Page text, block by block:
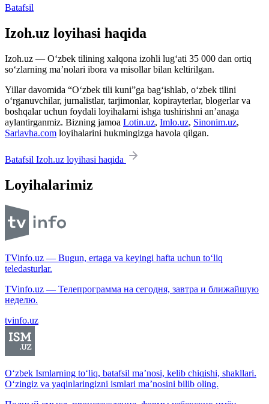
Batafsil
Izoh.uz loyihasi haqida
Izoh.uz — O‘zbek tilining xalqona izohli lug‘ati 35 000 dan ortiq
so‘zlarning ma’nolari ibora va misollar bilan keltirilgan.
Yillar davomida “O‘zbek tili kuni”ga bag‘ishlab, o‘zbek tilini
o‘rganuvchilar, jurnalistlar, tarjimonlar, kopirayterlar, blogerlar va
boshqalar uchun foydali loyihalarni ishga tushirishni an’anaga
aylantirganmiz. Bizning jamoa Lotin.uz, Imlo.uz, Sinonim.uz,
Sarlavha.com loyihalarini hukmingizga havola qilgan.
Batafsil Izoh.uz loyihasi haqida
Loyihalarimiz
TVinfo.uz — Bugun, ertaga va keyingi hafta uchun to‘liq
teledasturlar.
TVinfo.uz — Телепрограмма на сегодня, завтра и ближайшую
неделю.
tvinfo.uz
O‘zbek Ismlarning to‘liq, batafsil ma’nosi, kelib chiqishi, shakllari.
O‘zingiz va yaqinlaringizni ismlari ma’nosini bilib oling.